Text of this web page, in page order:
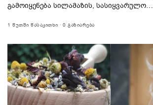
გამოიყენება სილამაზის, სასიყვარულო…
1 ᲬᲣᲗᲨᲘ ᲬᲐᲡᲐᲙᲘᲗᲮᲘ 0 ᲒᲐᲖᲘᲐᲠᲔᲑᲐ